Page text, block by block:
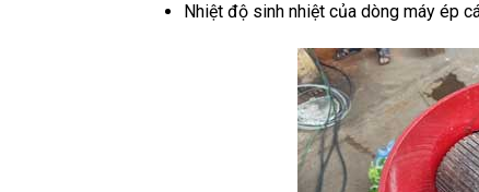
Nhiệt độ sinh nhiệt của dòng máy ép